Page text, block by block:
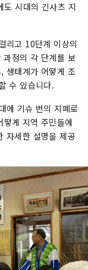
시대의 긴사츠 지
리고 10단계 이상의
과정의 각 단계를 보
생태계가 어떻게 조
수 있습니다.
에 기슈 번의 지폐로
게 지역 주민들에
자세한 설명을 제공